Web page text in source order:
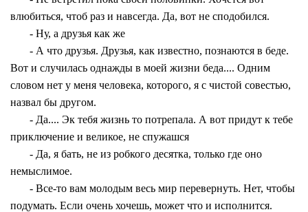
влюбиться, чтоб раз и навсегда. Да, вот не сподобился.
- Ну, а друзья как же
- А что друзья. Друзья, как известно, познаются в беде.
Вот и случилась однажды в моей жизни беда.... Одним
словом нет у меня человека, которого, я с чистой совестью,
назвал бы другом.
- Да.... Эк тебя жизнь то потрепала. А вот придут к тебе
приключение и великое, не спужашся
- Да, я бать, не из робкого десятка, только где оно
немыслимое.
- Все-то вам молодым весь мир перевернуть. Нет, чтобы
подумать. Если очень хочешь, может что и исполнится.